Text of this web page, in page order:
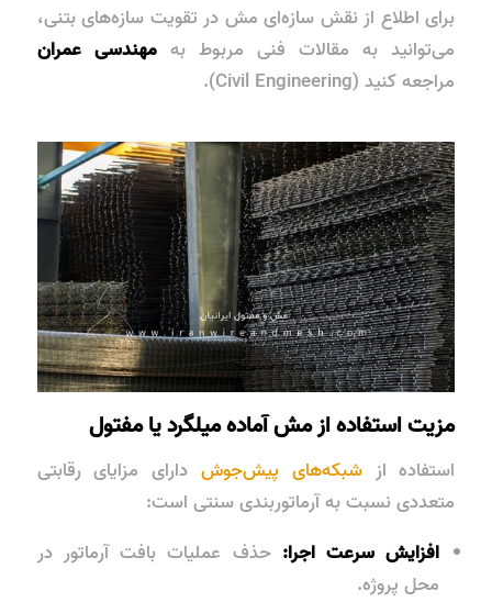
برای اطلاع از نقش سازه‌ای مش در تقویت سازه‌های بتنی،
می‌توانید به مقالات فنی مربوط بهمهندسی عمران
مراجعه کنید (Civil Engineering).
مزیت استفاده از مش آماده میلگرد یا مفتول
استفاده ازشبکه‌های پیش‌جوشدارای مزایای رقابتی
متعددی نسبت به آرماتوربندی سنتی است:
افزایش سرعت اجرا: حذف عملیات بافت آرماتور در
محل پروژه.